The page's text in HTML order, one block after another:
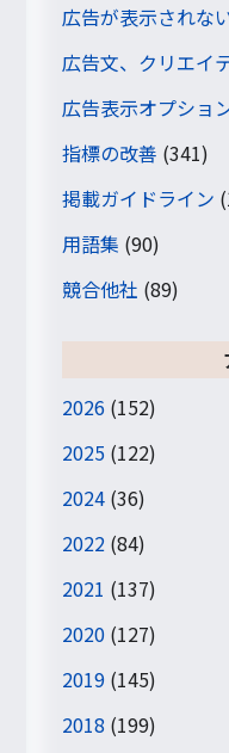
広告が表示されな
広告文、クリエイ
広告表示オプショ
指標の改善 (341)
掲載ガイドライン
用語集 (90)
競合他社 (89)
2026 (152)
2025 (122)
2024 (36)
2022 (84)
2021 (137)
2020 (127)
2019 (145)
2018 (199)